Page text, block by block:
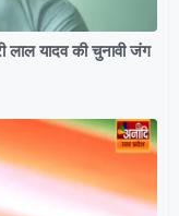
यादव की चुनावी जंग